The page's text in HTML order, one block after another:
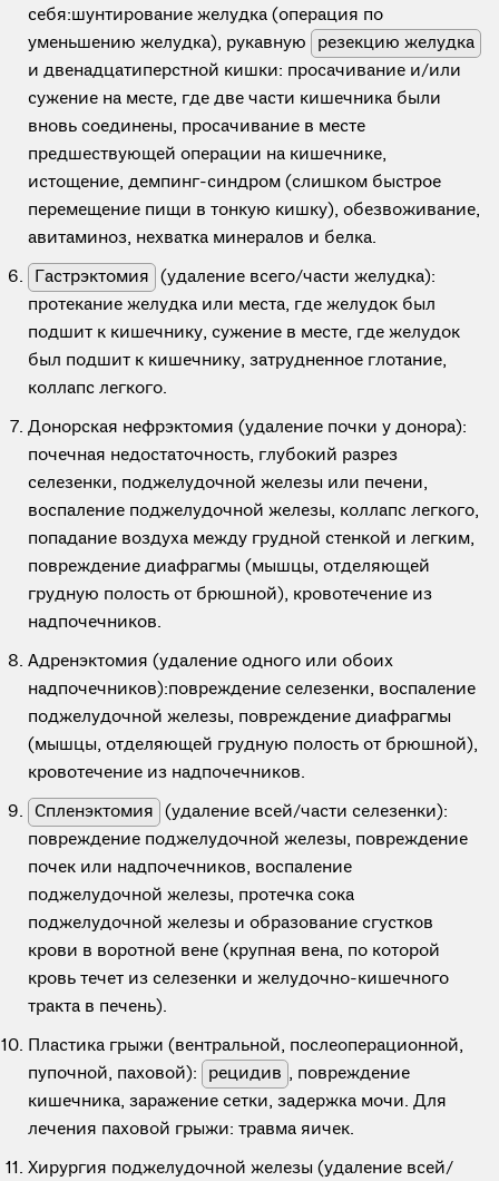
себя:шунтирование желудка (операция по
уменьшению желудка), рукавную резекцию желудка
и двенадцатиперстной кишки: просачивание и/или
сужение на месте, где две части кишечника были
вновь соединены, просачивание в месте
предшествующей операции на кишечнике,
истощение, демпинг-синдром (слишком быстрое
перемещение пищи в тонкую кишку), обезвоживание,
авитаминоз, нехватка минералов и белка.
Гастрэктомия (удаление всего/части желудка):
протекание желудка или места, где желудок был
подшит к кишечнику, сужение в месте, где желудок
был подшит к кишечнику, затрудненное глотание,
коллапс легкого.
Донорская нефрэктомия (удаление почки у донора):
почечная недостаточность, глубокий разрез
селезенки, поджелудочной железы или печени,
воспаление поджелудочной железы, коллапс легкого,
попадание воздуха между грудной стенкой и легким,
повреждение диафрагмы (мышцы, отделяющей
грудную полость от брюшной), кровотечение из
надпочечников.
Адренэктомия (удаление одного или обоих
надпочечников):повреждение селезенки, воспаление
поджелудочной железы, повреждение диафрагмы
(мышцы, отделяющей грудную полость от брюшной),
кровотечение из надпочечников.
Спленэктомия (удаление всей/части селезенки):
повреждение поджелудочной железы, повреждение
почек или надпочечников, воспаление
поджелудочной железы, протечка сока
поджелудочной железы и образование сгустков
крови в воротной вене (крупная вена, по которой
кровь течет из селезенки и желудочно-кишечного
тракта в печень).
Пластика грыжи (вентральной, послеоперационной,
пупочной, паховой): рецидив , повреждение
кишечника, заражение сетки, задержка мочи. Для
лечения паховой грыжи: травма яичек.
Хирургия поджелудочной железы (удаление всей/